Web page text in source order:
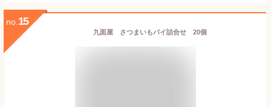
no. 15
九面屋 さつまいもパイ詰合せ 20個